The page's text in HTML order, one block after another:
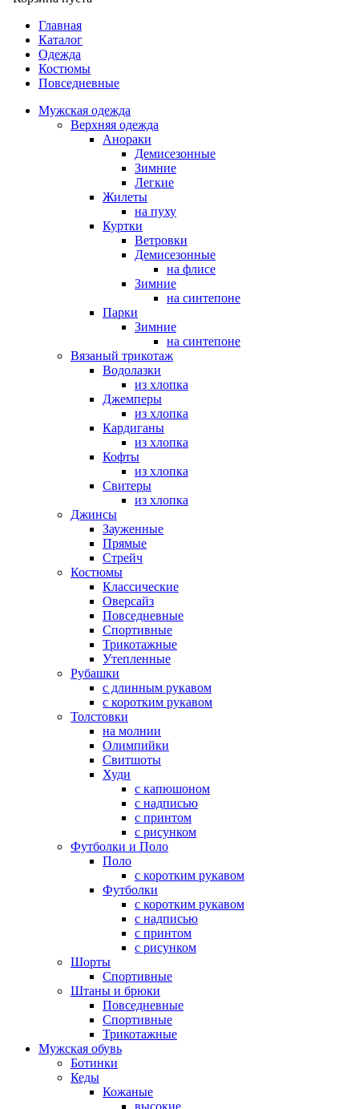
Главная
Каталог
Одежда
Костюмы
Повседневные
Мужская одежда
Верхняя одежда
Анораки
Демисезонные
Зимние
Легкие
Жилеты
на пуху
Куртки
Ветровки
Демисезонные
на флисе
Зимние
на синтепоне
Парки
Зимние
на синтепоне
Вязаный трикотаж
Водолазки
из хлопка
Джемперы
из хлопка
Кардиганы
из хлопка
Кофты
из хлопка
Свитеры
из хлопка
Джинсы
Зауженные
Прямые
Стрейч
Костюмы
Классические
Оверсайз
Повседневные
Спортивные
Трикотажные
Утепленные
Рубашки
с длинным рукавом
с коротким рукавом
Толстовки
на молнии
Олимпийки
Свитшоты
Худи
с капюшоном
с надписью
с принтом
с рисунком
Футболки и Поло
Поло
с коротким рукавом
Футболки
с коротким рукавом
с надписью
с принтом
с рисунком
Шорты
Спортивные
Штаны и брюки
Повседневные
Спортивные
Трикотажные
Мужская обувь
Ботинки
Кеды
Кожаные
высокие